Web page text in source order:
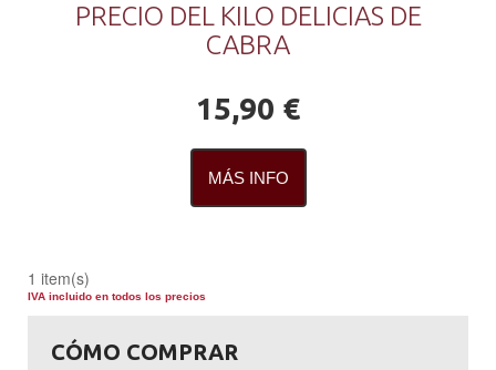
PRECIO DEL KILO DELICIAS DE
CABRA
15,90 €
MÁS INFO
1 item(s)
IVA incluido en todos los precios
CÓMO COMPRAR